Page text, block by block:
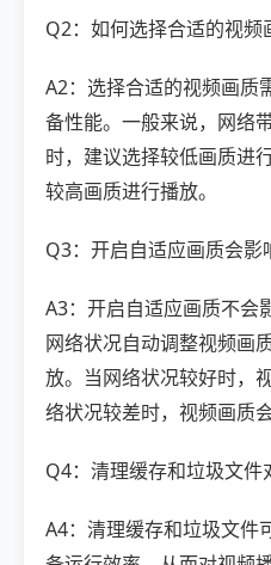
Q2：如何选择合适的视频
A2：选择合适的视频画质
备性能。一般来说，网络
时，建议选择较低画质进
较高画质进行播放。
Q3：开启自适应画质会影
A3：开启自适应画质不会
网络状况自动调整视频画
放。当网络状况较好时，
络状况较差时，视频画质
Q4：清理缓存和垃圾文件
A4：清理缓存和垃圾文件